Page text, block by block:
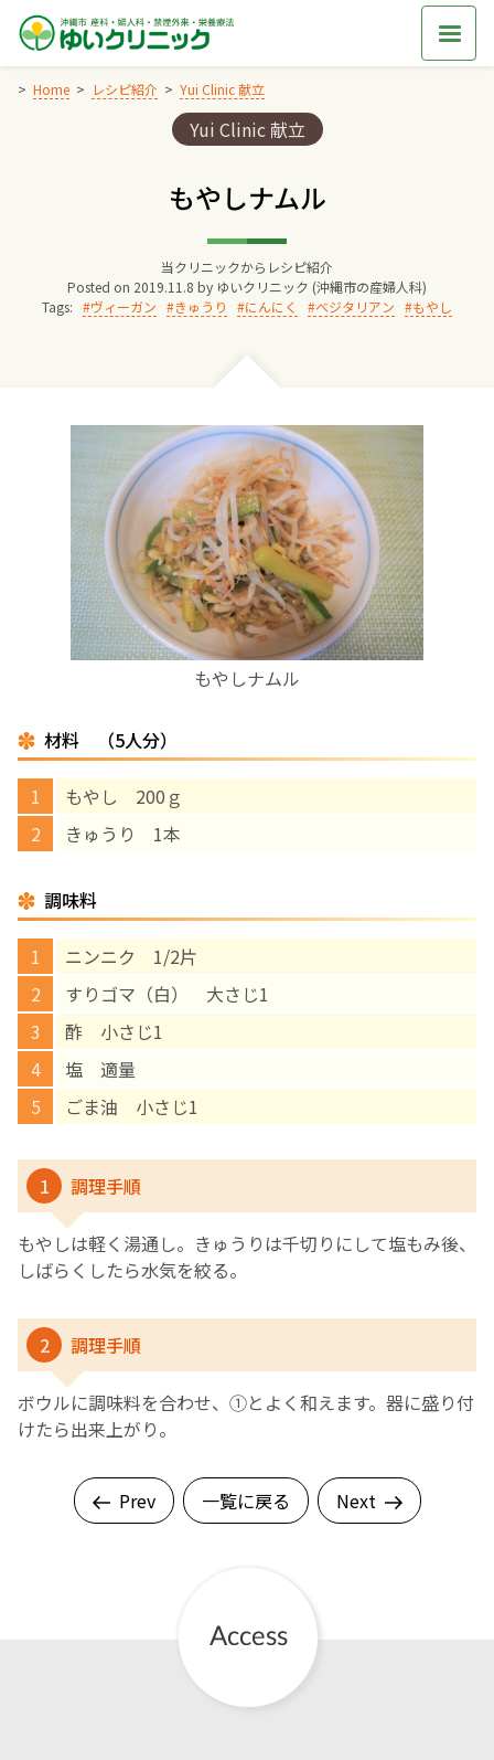
Skip
content
Home レシピ紹介 Yui Clinic 献立
Categories:
Yui Clinic 献立
もやしナムル
当クリニックからレシピ紹介
Posted on 2019.11.8 by ゆいクリニック (沖縄市の産婦人科)
Tags:
ヴィーガン きゅうり にんにく ベジタリアン もやし
もやしナムル
材料 （5人分）
もやし 200ｇ
きゅうり 1本
調味料
ニンニク 1/2片
すりゴマ（白） 大さじ1
酢 小さじ1
塩 適量
ごま油 小さじ1
1 調理手順
もやしは軽く湯通し。きゅうりは千切りにして塩もみ後、
しばらくしたら水気を絞る。
2 調理手順
ボウルに調味料を合わせ、①とよく和えます。器に盛り付
けたら出来上がり。
Prev 一覧に戻る Next
院長からのごあいさつ
妊婦健診
お産について
親と子の結びつき支援
母乳育児
その他の診療内容
‘さんルーム’ でさまざまな講座・クラス
遠方にお住まいで当院での出産を希望される方へ
医師プロフィール